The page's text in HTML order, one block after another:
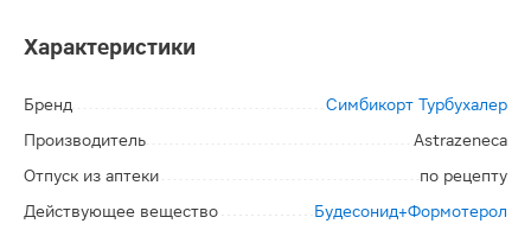
Характеристики
Бренд
Симбикорт Турбухалер
Производитель
Astrazeneca
Отпуск из аптеки
по рецепту
Действующее вещество
Будесонид+Формотерол